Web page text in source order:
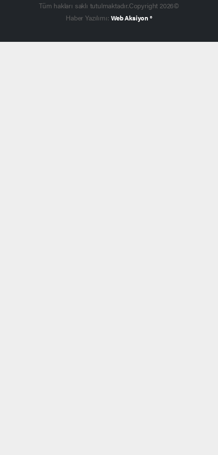
Tüm hakları saklı tutulmaktadır.Copyright 2026©
Haber Yazılımı:Web Aksiyon ®